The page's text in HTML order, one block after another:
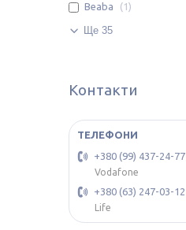
Beaba 1
Ще 35
Контакти
+380 (99) 437-24-77
Vodafone
+380 (63) 247-03-12
Life